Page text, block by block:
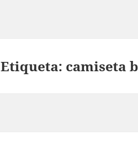
Etiqueta: camiseta